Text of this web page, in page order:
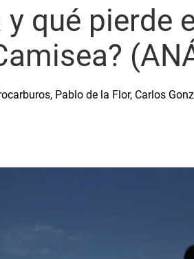
y qué pierde
Pablo de la Flor, Carlos